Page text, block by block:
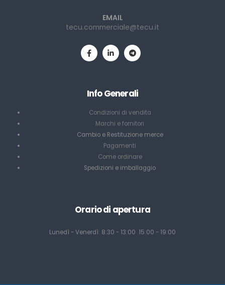
EMAIL
tecu.commerciale@tecu.it
Info Generali
Condizioni di vendita
Marchi e fornitori
Cambio e Restituzione merce
Pagamenti
Come ordinare
Spedizioni e imballaggio
Orario di apertura
Lunedì - Venerdì: 8:30 - 13:00 15:00 - 19:00